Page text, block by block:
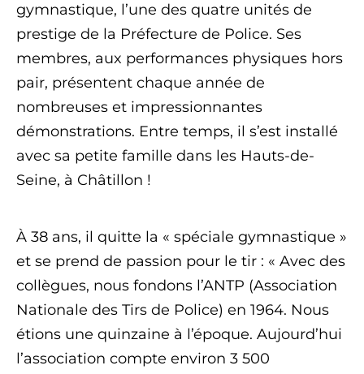
gymnastique, l’une des quatre unités de
prestige de la Préfecture de Police. Ses
membres, aux performances physiques hors
pair, présentent chaque année de
nombreuses et impressionnantes
démonstrations. Entre temps, il s’est installé
avec sa petite famille dans les Hauts-de-
Seine, à Châtillon !
À 38 ans, il quitte la « spéciale gymnastique »
et se prend de passion pour le tir : « Avec des
collègues, nous fondons l’ANTP (Association
Nationale des Tirs de Police) en 1964. Nous
étions une quinzaine à l’époque. Aujourd’hui
l’association compte environ 3 500